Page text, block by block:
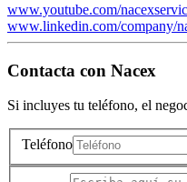
www.youtube.com/
www.linkedin.com/company/
Contacta con Nacex
Si incluyes tu teléfono, el
Teléfono